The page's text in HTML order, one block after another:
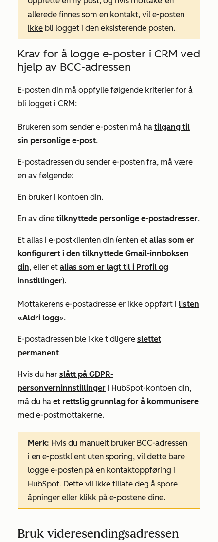
allerede finnes som en kontakt, vil e-posten
ikke bli logget i den eksisterende posten.
Krav for å logge e-poster i CRM ved
hjelp av BCC-adressen
E-posten din må oppfylle følgende kriterier for å
bli logget i CRM:
Brukeren som sender e-posten må ha tilgang til
sin personlige e-post.
E-postadressen du sender e-posten fra, må være
en av følgende:
En bruker i kontoen din.
En av dine tilknyttede personlige e-postadresser.
Et alias i e-postklienten din (enten et alias som er
konfigurert i den tilknyttede Gmail-innboksen
din, eller et alias som er lagt til i Profil og
innstillinger).
Mottakerens e-postadresse er ikke oppført i listen
«Aldri logg».
E-postadressen ble ikke tidligere slettet
permanent.
Hvis du har slått på GDPR-
personverninnstillinger i HubSpot-kontoen din,
må du ha et rettslig grunnlag for å kommunisere
med e-postmottakerne.
Merk: Hvis du manuelt bruker BCC-adressen
i en e-postklient uten sporing, vil dette bare
logge e-posten på en kontaktoppføring i
HubSpot. Dette vil ikke tillate deg å spore
åpninger eller klikk på e-postene dine.
Bruk videresendingsadressen